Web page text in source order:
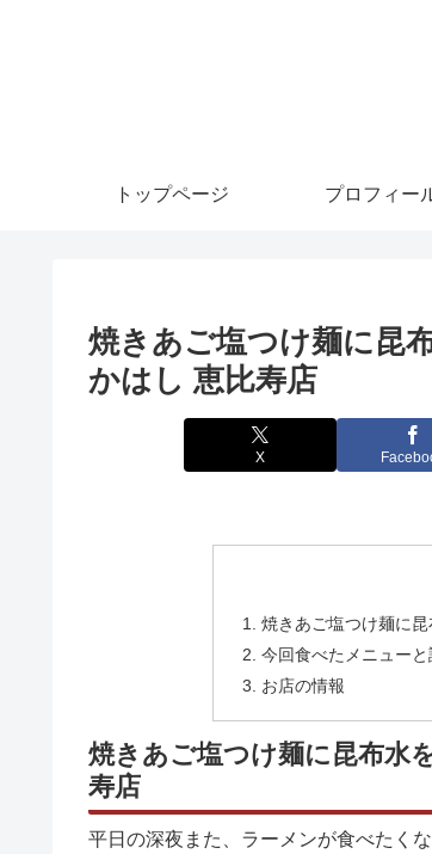
トップページ プロフィー
焼きあご塩つけ麺に昆
かはし 恵比寿店
X
焼きあご塩つけ麺に
今回食べたメニューと
お店の情報
焼きあご塩つけ麺に昆布水
寿店
平日の深夜また、ラーメンが食べたく